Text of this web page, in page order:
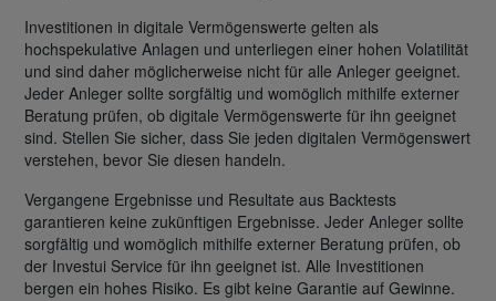
Investitionen in digitale Vermögenswerte gelten als
hochspekulative Anlagen und unterliegen einer hohen Volatilität
und sind daher möglicherweise nicht für alle Anleger geeignet.
Jeder Anleger sollte sorgfältig und womöglich mithilfe externer
Beratung prüfen, ob digitale Vermögenswerte für ihn geeignet
sind. Stellen Sie sicher, dass Sie jeden digitalen Vermögenswert
verstehen, bevor Sie diesen handeln.
Vergangene Ergebnisse und Resultate aus Backtests
garantieren keine zukünftigen Ergebnisse. Jeder Anleger sollte
sorgfältig und womöglich mithilfe externer Beratung prüfen, ob
der Investui Service für ihn geeignet ist. Alle Investitionen
bergen ein hohes Risiko. Es gibt keine Garantie auf Gewinne.